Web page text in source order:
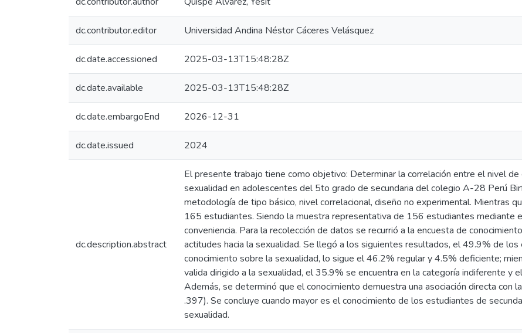
dc.contributor.editor Universidad Andina Néstor Cáceres Velásquez
dc.date.accessioned 2025-03-13T15:48:28Z
dc.date.available 2025-03-13T15:48:28Z
dc.date.embargoEnd 2026-12-31
dc.date.issued 2024
dc.description.abstract
El presente trabajo tiene como objetivo: Determinar la correlación entre el nivel
sexualidad en adolescentes del 5to grado de secundaria del colegio A-28 Perú
metodología de tipo básico, nivel correlacional, diseño no experimental. Mientras
165 estudiantes. Siendo la muestra representativa de 156 estudiantes mediante
conveniencia. Para la recolección de datos se recurrió a la encuesta de
actitudes hacia la sexualidad. Se llegó a los siguientes resultados, el 49.9% de
conocimiento sobre la sexualidad, lo sigue el 46.2% regular y 4.5% deficiente;
valida dirigido a la sexualidad, el 35.9% se encuentra en la categoría indiferente y
Además, se determinó que el conocimiento demuestra una asociación directa con
.397). Se concluye cuando mayor es el conocimiento de los estudiantes de
sexualidad.